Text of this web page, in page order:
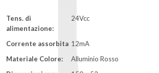
Tens. di
alimentazione:
24Vcc
Corrente assorbita 12mA
Materiale Colore:
Alluminio Rosso